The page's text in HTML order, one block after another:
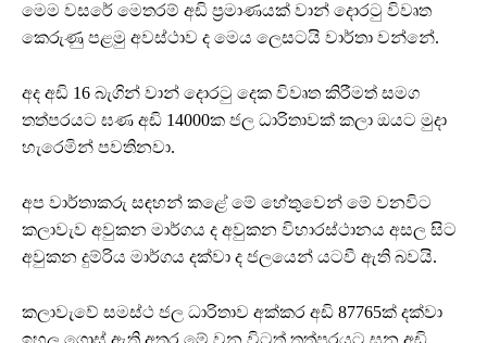
මෙම වසරේ මෙතරම් අඩි ප්‍රමාණයක් වාන් දොරටු විවෘත
කෙරුණු පළමු අවස්ථාව ද මෙය ලෙසටයි වාර්තා වන්නේ.
අද අඩි 16 බැගින් වාන් දොරටු දෙක විවෘත කිරීමත් සමග
තත්පරයට ඝණ අඩි 14000ක ජල ධාරිතාවක් කලා ඔයට මුදා
හැරෙමින් පවතිනවා.
අප වාර්තාකරු සඳහන් කළේ මේ හේතුවෙන් මේ වනවිට
කලාවැව අවුකන මාර්ගය ද අවුකන විහාරස්ථානය අසල සිට
අවුකන දුම්රිය මාර්ගය දක්වා ද ජලයෙන් යටවී ඇති බවයි. ⁣
කලාවැවේ සමස්ථ ජල ධාරිතාව අක්කර අඩි 87765ක් දක්වා
ඉහල ගොස් ඇති අතර මේ වන විටත් තත්පරයට ඝන අඩි